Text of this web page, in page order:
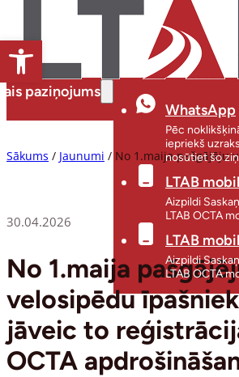
Open toolbar
paziņojums
WhatsApp
Pēc
iepriekš
nosūtiet šo
LTAB
Aizpildi
LTAB OCTA
LTAB
Aizpildi
LTAB OCTA
Sākums / Jaunumi / No 1.maija pašgājēju
30.04.2026
No 1.maija
velosipēdu
jāveic to
OCTA